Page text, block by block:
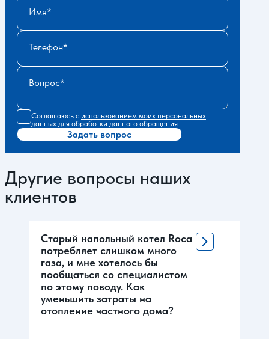
Имя
Телефон
Вопрос
Соглашаюсь с использованием моих персональных
данных для обработки данного обращения
Задать вопрос
Другие вопросы наших
клиентов
Старый напольный котел Roca
потребляет слишком много
газа, и мне хотелось бы
пообщаться со специалистом
по этому поводу. Как
уменьшить затраты на
отопление частного дома?